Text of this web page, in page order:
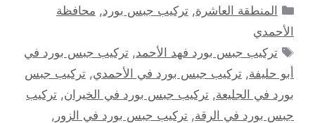
التصنيفات
المنطقة العاشرة,تركيب جبس بورد, محافظة
الأحمدي
الوسوم
تركيب جبس بورد فهد الأحمد,تركيب جبس بورد في
أبو حليفة, تركيب جبس بورد في الأحمدي, تركيب جبس
بورد في الجليعة, تركيب جبس بورد في الخيران, تركيب
جبس بورد في الرقة, تركيب جبس بورد في الزور ,